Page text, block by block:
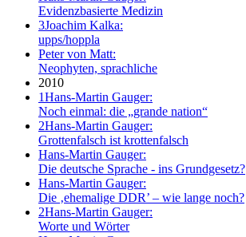
Evidenzbasierte Medizin
3Joachim Kalka:
upps/hoppla
Peter von Matt:
Neophyten, sprachliche
2010
1Hans-Martin Gauger:
Noch einmal: die „grande nation“
2Hans-Martin Gauger:
Grottenfalsch ist krottenfalsch
Hans-Martin Gauger:
Die deutsche Sprache - ins Grundgesetz?
Hans-Martin Gauger:
Die ‚ehemalige DDR’ – wie lange noch?
2Hans-Martin Gauger:
Worte und Wörter